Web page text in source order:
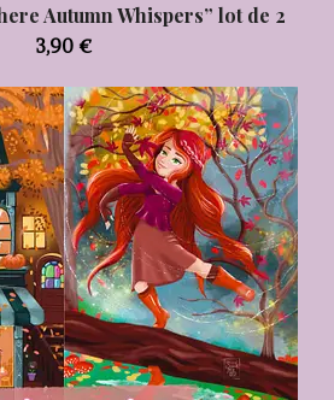
Autumn Whispers” lot de 2
3,90 €